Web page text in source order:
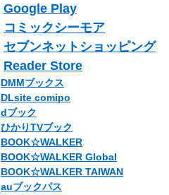
Google Play
コミックシーモア
セブンネットショッピング
Reader Store
DMMブックス
DLsite comipo
dブック
ひかりTVブック
BOOK☆WALKER
BOOK☆WALKER Global
BOOK☆WALKER TAIWAN
auブックパス